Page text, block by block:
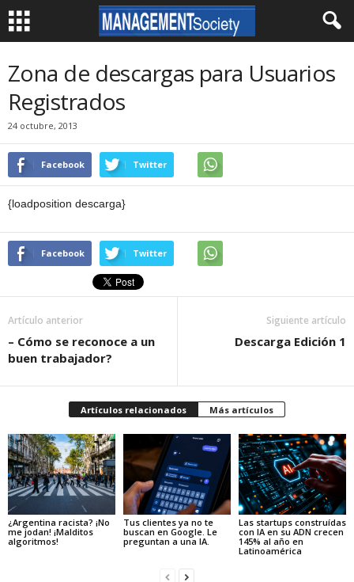
Zona de descargas para Usuarios
Registrados
24 octubre, 2013
Facebook Twitter
{loadposition descarga}
Facebook Twitter
Artículo anterior
– Cómo se reconoce a un
buen trabajador?
Siguiente artículo
Descarga Edición 1
Artículos relacionados Más artículos
¿Argentina racista? ¡No
me jodan! ¡Malditos
algoritmos!
Tus clientes ya no te
buscan en Google. Le
preguntan a una IA.
Las startups construídas
con IA en su ADN crecen
145% al año en
Latinoamérica